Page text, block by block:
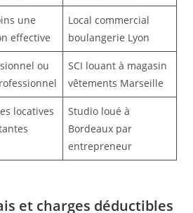
une
effective
Local commercial
boulangerie Lyon
ou
SCI louant à magasin
vêtements Marseille
locatives
Studio loué à
Bordeaux par
entrepreneur
et charges déductibles